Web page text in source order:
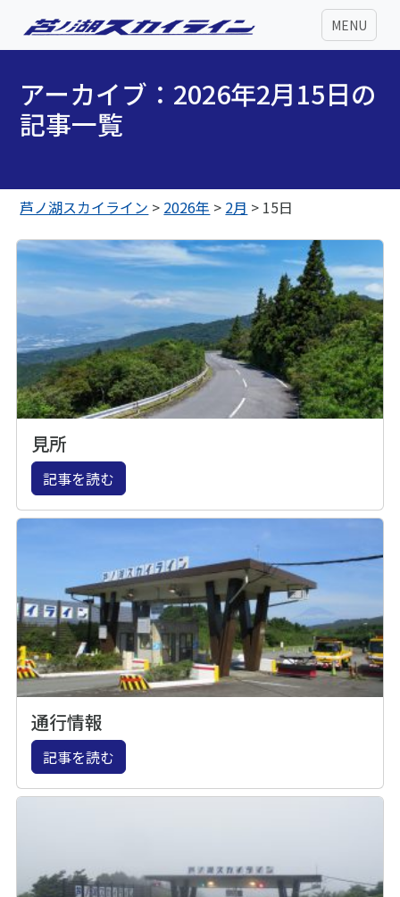
MENU
アーカイブ：2026年2月15日の
記事一覧
芦ノ湖スカイライン > 2026年 > 2月 > 15日
見所
記事を読む
通行情報
記事を読む